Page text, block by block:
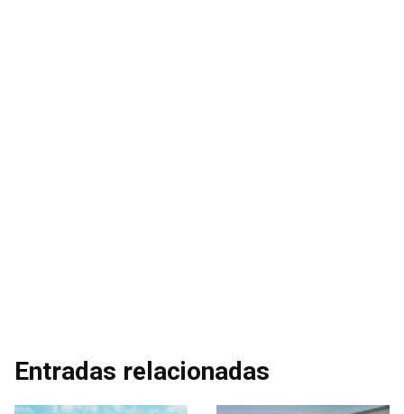
Entradas relacionadas